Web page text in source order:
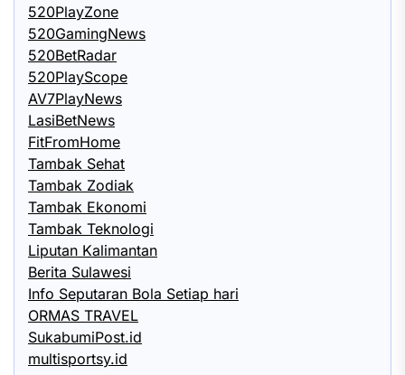
520PlayZone
520GamingNews
520BetRadar
520PlayScope
AV7PlayNews
LasiBetNews
FitFromHome
Tambak Sehat
Tambak Zodiak
Tambak Ekonomi
Tambak Teknologi
Liputan Kalimantan
Berita Sulawesi
Info Seputaran Bola Setiap hari
ORMAS TRAVEL
SukabumiPost.id
multisportsy.id